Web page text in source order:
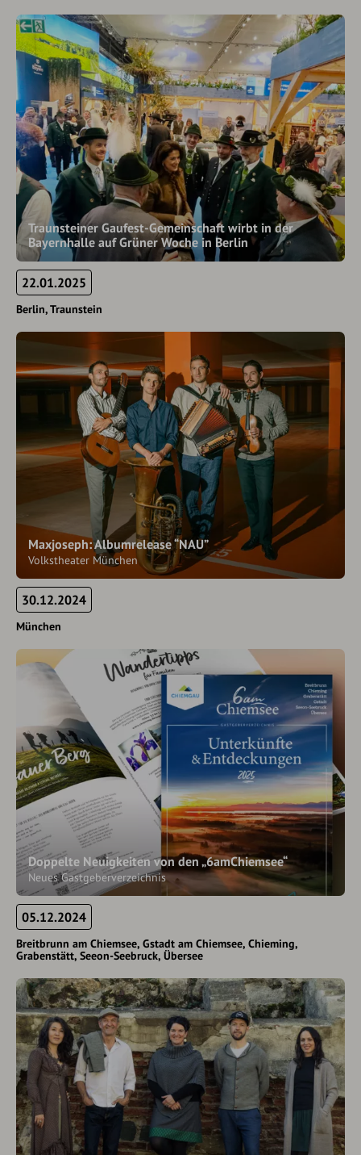
Traunsteiner Gaufest-Gemeinschaft wirbt in der
Bayernhalle auf Grüner Woche in Berlin
22.01.2025
Berlin Traunstein
Maxjoseph: Albumrelease “NAU”
Volkstheater München
30.12.2024
München
Doppelte Neuigkeiten von den „6amChiemsee“
Neues Gastgeberverzeichnis
05.12.2024
Breitbrunn am Chiemsee Gstadt am Chiemsee Chieming
Grabenstätt Seeon-Seebruck Übersee